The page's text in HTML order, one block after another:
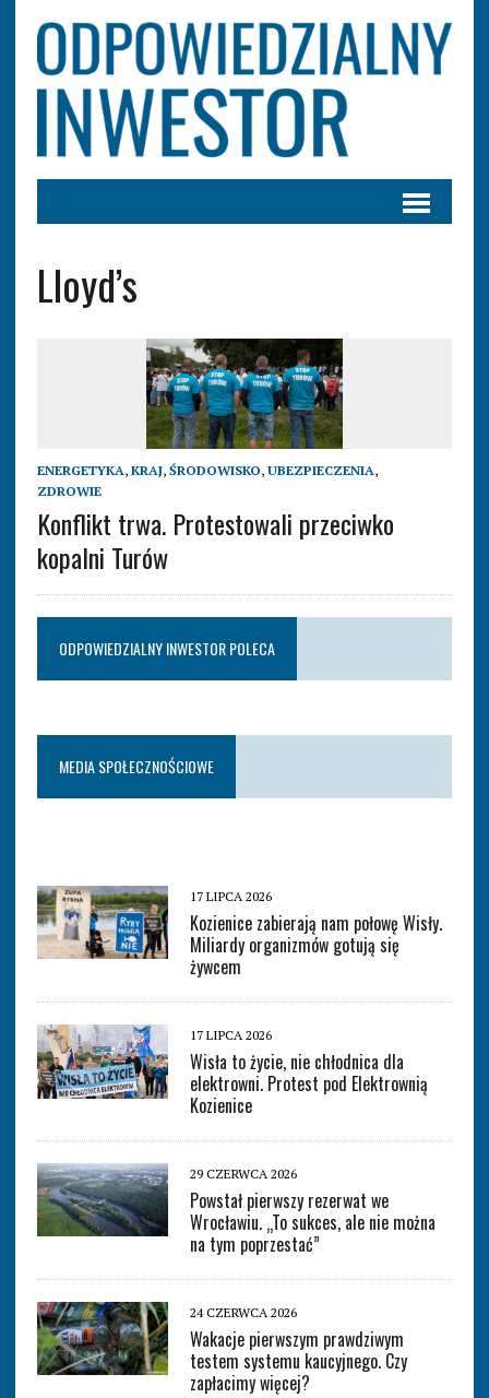
Lloyd’s
ENERGETYKA, KRAJ, ŚRODOWISKO, UBEZPIECZENIA,
ZDROWIE
Konflikt trwa. Protestowali przeciwko
kopalni Turów
ODPOWIEDZIALNY INWESTOR POLECA
MEDIA SPOŁECZNOŚCIOWE
17 LIPCA 2026
Kozienice zabierają nam połowę Wisły.
Miliardy organizmów gotują się
żywcem
17 LIPCA 2026
Wisła to życie, nie chłodnica dla
elektrowni. Protest pod Elektrownią
Kozienice
29 CZERWCA 2026
Powstał pierwszy rezerwat we
Wrocławiu. „To sukces, ale nie można
na tym poprzestać”
24 CZERWCA 2026
Wakacje pierwszym prawdziwym
testem systemu kaucyjnego. Czy
zapłacimy więcej?